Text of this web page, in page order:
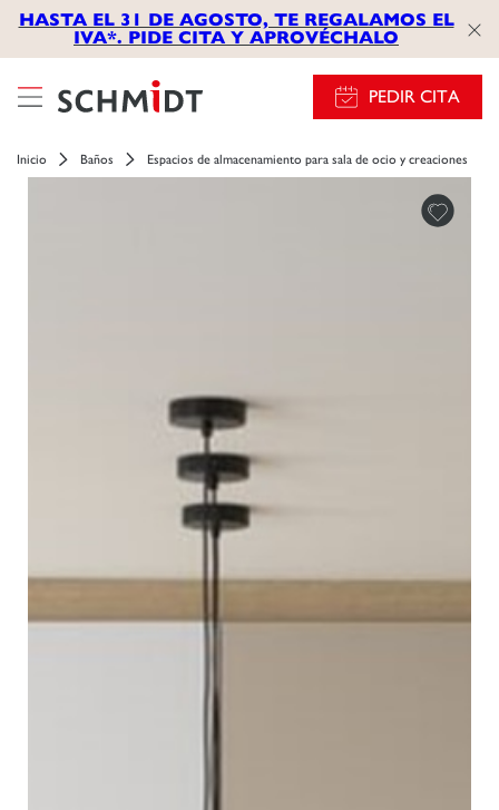
HASTA EL 31 DE AGOSTO, TE REGALAMOS EL
IVA*. PIDE CITA Y APROVÉCHALO
PEDIR CITA
Inicio Baños Espacios de almacenamiento para sala de ocio y creaciones